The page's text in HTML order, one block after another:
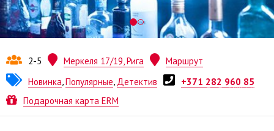
2-5 Меркеля 17/19, Рига
Маршрут
Новинка,Популярные, Детектив
+371 282 960 85
Подарочная карта ERM
Квест от